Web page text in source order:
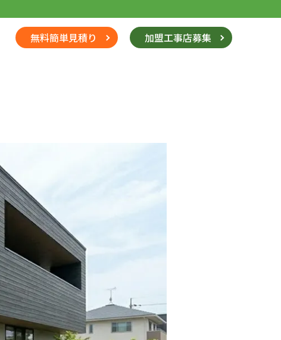
無料簡単見積り 加盟工事店募集